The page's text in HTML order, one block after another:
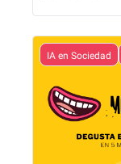
IA en Sociedad